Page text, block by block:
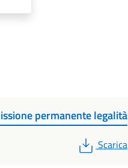
permanente legalità
PDF
Scarica